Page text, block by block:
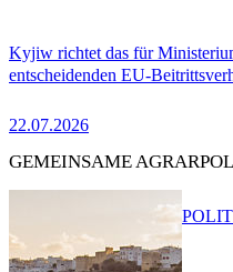
Kyjiw richtet das für
entscheidenden EU-
22.07.2026
GEMEINSAME